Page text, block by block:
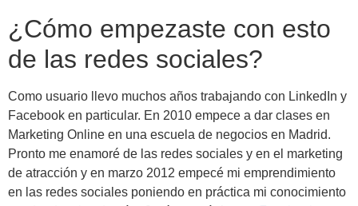
¿Cómo empezaste con esto
de las redes sociales?
Como usuario llevo muchos años trabajando con LinkedIn y
Facebook en particular. En 2010 empece a dar clases en
Marketing Online en una escuela de negocios en Madrid.
Pronto me enamoré de las redes sociales y en el marketing
de atracción y en marzo 2012 empecé mi emprendimiento
en las redes sociales poniendo en práctica mi conocimiento